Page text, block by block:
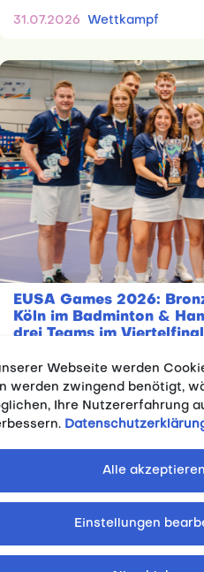
31.07.2026 Wettkampf
EUSA Games 2026:
Köln im Badminton &
drei Teams im
29.07.2026 Wettkampf
Webseite werden
werden zwingend benötigt,
Ihre Nutzererfahrung
Einstellungen
Alle akzeptieren